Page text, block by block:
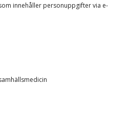
innehåller personuppgifter via e-